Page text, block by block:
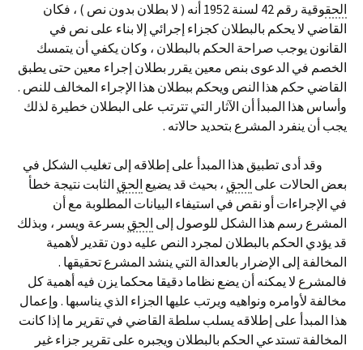
الحق
وقية رقم 42 لسنة 1952 أنه ( لا بطلان بدون نص ) ، فكان
القاضي لا يحكم بالبطلان كجزاء إجرائي إلا بناء على نص في
القانون يوجب صراحة الحكم بالبطلان ، وكان يكفي أن يتمسك
الخصم في الدعوى بنص معين يقرر بطلان إجراء معين حتى يطبق
القاضي حكم هذا النص ويحكم ببطلان هذا الإجراء المخالف للنص .
وأساس هذا المبدأ أن الآثار التي تترتب على البطلان خطيرة لذلك
يجب أن ينفرد المشرع بتحديد حالاته .
وقد أدى تطبيق هذا المبدأ على إطلاقه إلى تغليب الشكل في
بعض الحالات على الحق ، بحيث قد يضيع الحق الثابت نتيجة خطأ
في الإجراءات أو نقص في استيفاء البيانات المطلوبة مع أن
المشرع رسم هذا الشكل للوصول إلى الحق بسرعة ويسر ، وبذلك
قد يؤدي الحكم بالبطلان لمجرد النص عليه دون تقدير لأهمية
المخالفة إلى الإضرار بالعدالة التي ينشد المشرع تحقيقها .
فالمشرع لا يمكنه أن يضع نظاما دقيقا محكما يزن فيه أهمية كل
مخالفة لأوامره ونواهيه ويرتب عليها الجزاء الذي يناسبها . وإعمال
هذا المبدأ على إطلاقه يسلب سلطة القاضي في تقرير ما إذا كانت
المخالفة تستدعي الحكم بالبطلان ويجبره على تقرير جزاء غير